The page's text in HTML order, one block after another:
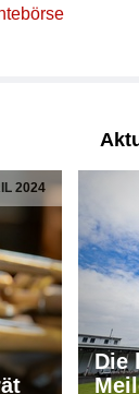
2024
Die